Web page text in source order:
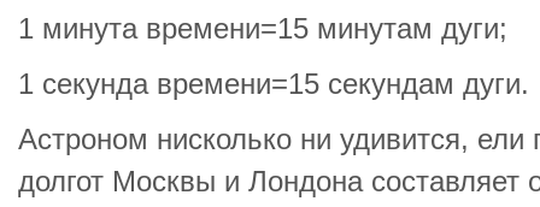
1 минута времени=15 минутам дуги;
1 секунда времени=15 секундам дуги.
Астроном нисколько ни удивится, ели
долгот Москвы и Лондона составляет